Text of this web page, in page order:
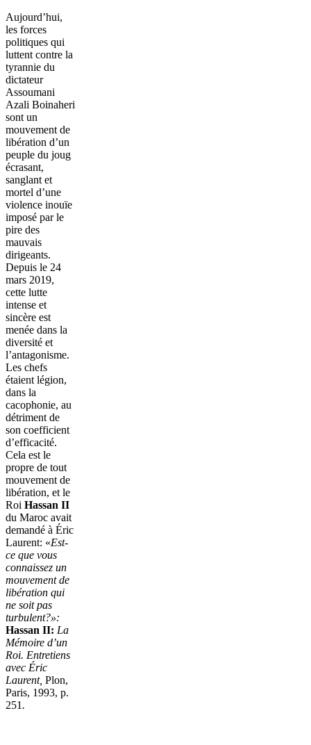
Aujourd’hui,
les forces
politiques qui
luttent contre la
tyrannie du
dictateur
Assoumani
Azali Boinaheri
sont un
mouvement de
libération d’un
peuple du joug
écrasant,
sanglant et
mortel d’une
violence inouïe
imposé par le
pire des
mauvais
dirigeants.
Depuis le 24
mars 2019,
cette lutte
intense et
sincère est
menée dans la
diversité et
l’antagonisme.
Les chefs
étaient légion,
dans la
cacophonie, au
détriment de
son coefficient
d’efficacité.
Cela est le
propre de tout
mouvement de
libération, et le
Roi Hassan II
du Maroc avait
demandé à Éric
Laurent: «Est-
ce que vous
connaissez un
mouvement de
libération qui
ne soit pas
turbulent?»:
Hassan II: La
Mémoire d’un
Roi. Entretiens
avec Éric
Laurent, Plon,
Paris, 1993, p.
251.